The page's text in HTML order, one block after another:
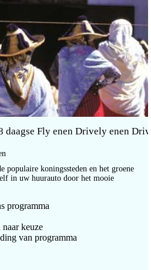
daagse Fly enen Drively enen
koningssteden en het groene
in uw huurauto door het mooie
programma
keuze
van programma